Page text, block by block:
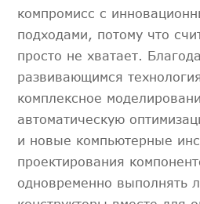
компромисс с
подходами, потому что
просто не хватает.
развивающимся
комплексное
автоматическую
и новые компьютерные
проектирования
одновременно выполнять